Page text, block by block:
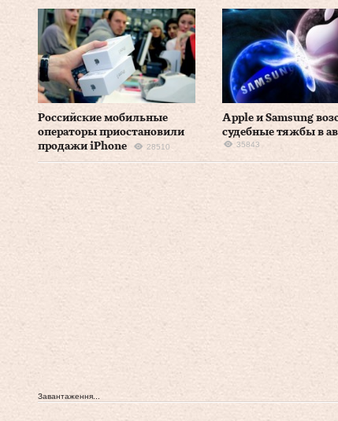
Российские мобильные
операторы приостановили
продажи iPhone
28510
Apple и Samsung
судебные тяжбы в
35843
Завантаження...